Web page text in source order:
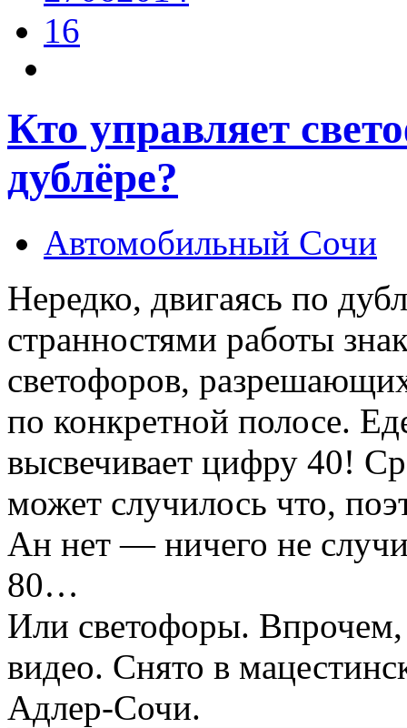
16
Кто управляет
дублёре?
Автомобильный Сочи
Нередко, двигаясь по
странностями работы
светофоров,
по конкретной полосе.
высвечивает цифру 40!
может случилось что,
Ан нет — ничего не
80…
Или светофоры. Впрочем,
видео. Снято в
Адлер-Сочи.